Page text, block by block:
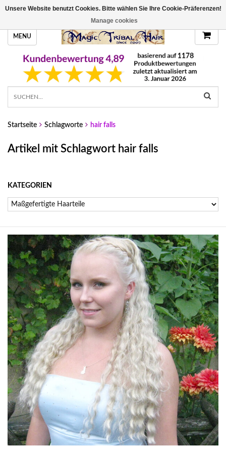
HANDGEFERTIGTE HAARTEILE, DEINE FARBE
MENU
Startseite Schlagworte hair falls
Artikel mit Schlagwort hair falls
KATEGORIEN
Unsere Website benutzt Cookies. Bitte wählen Sie Ihre Cookie-Präferenzen!
Manage cookies